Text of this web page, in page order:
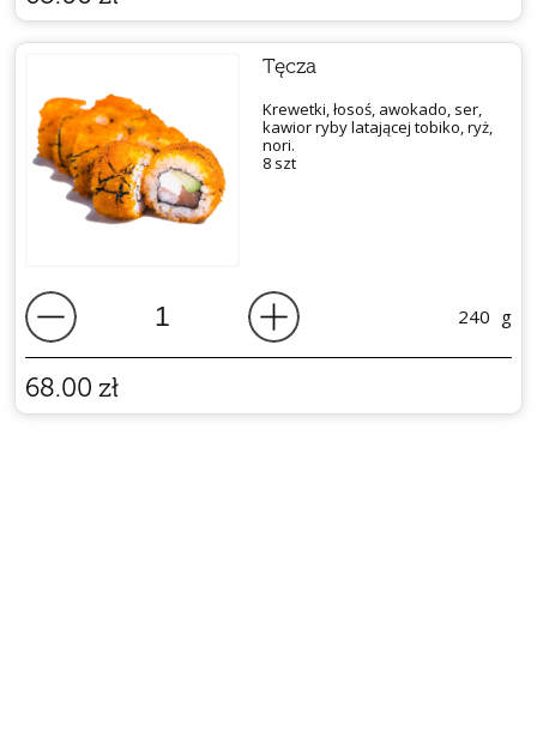
Tęcza
Krewetki, łosoś, awokado, ser,
kawior ryby latającej tobiko, ryż,
nori.
8 szt
240 g
68.00 zł